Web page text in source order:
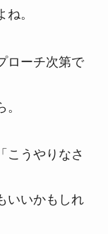
。
ローチ次第で
こうやりなさ
いいかもしれ